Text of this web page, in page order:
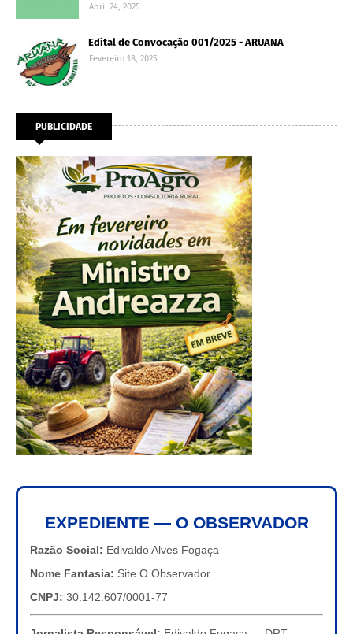
Abril 24, 2025
Edital de Convocação 001/2025 - ARUANA
Fevereiro 18, 2025
PUBLICIDADE
EXPEDIENTE — O OBSERVADOR
Razão Social: Edivaldo Alves Fogaça
Nome Fantasia: Site O Observador
CNPJ: 30.142.607/0001-77